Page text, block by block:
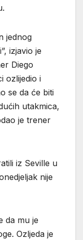
jednog
izjavio je
Diego
ozlijedio i
se da će biti
utakmica,
je trener
iz Seville u
nije
da mu je
Ozljeda je